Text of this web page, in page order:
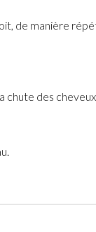
de manière
des